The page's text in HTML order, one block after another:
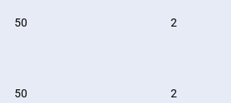
50 2
50 2